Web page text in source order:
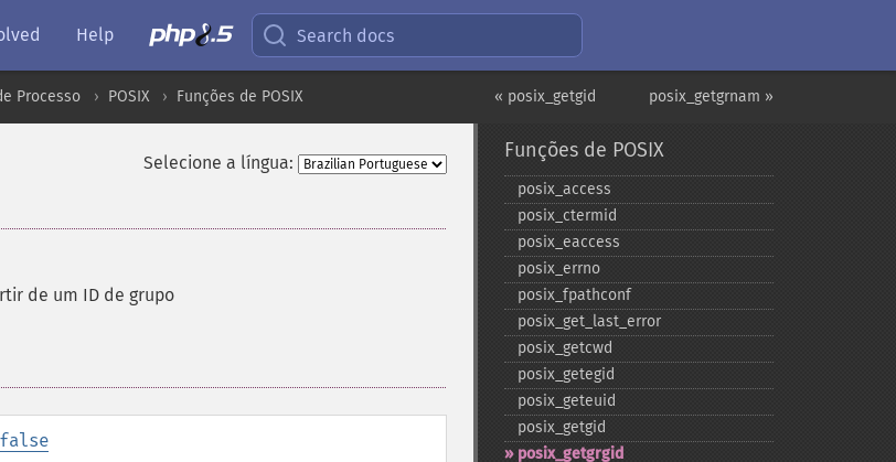
Help Search docs
posix_getgrnam »
« posix_getgid
Processo POSIX Funções de POSIX
Selecione a língua:
de um ID de grupo
false
Funções de POSIX
posix_​access
posix_​ctermid
posix_​eaccess
posix_​errno
posix_​fpathconf
posix_​get_​last_​error
posix_​getcwd
posix_​getegid
posix_​geteuid
posix_​getgid
posix_​getgrgid